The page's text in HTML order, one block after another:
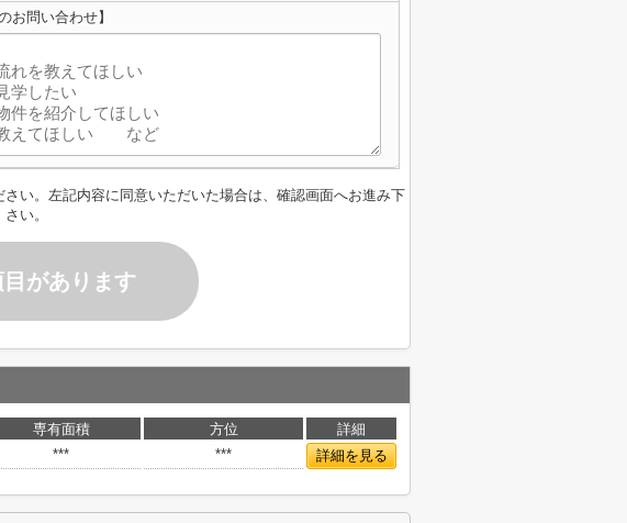
お問い合わせ】
さい。左記内容に同意いただいた場合は、確認画面へお進み下
さい。
があります
専有面積 方位
詳細
*** *** 詳細を見る